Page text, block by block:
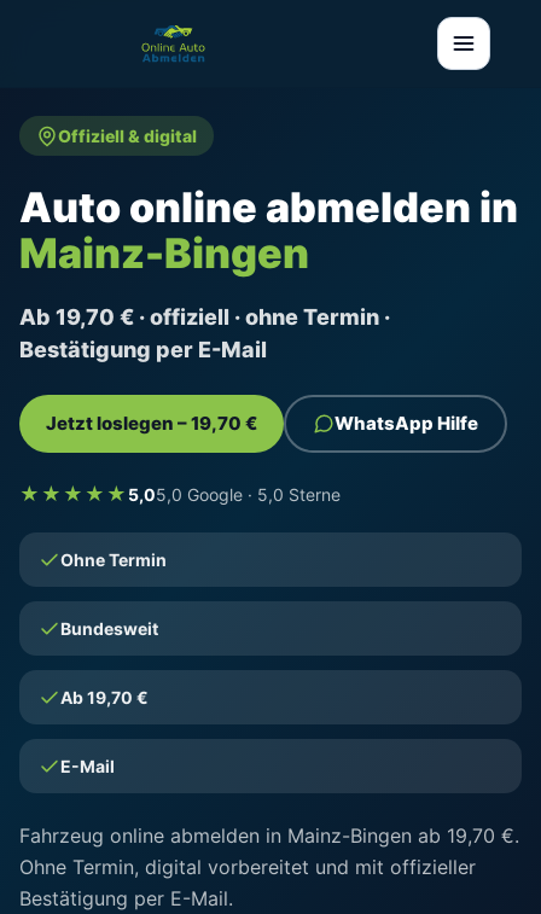
Offiziell & digital
Auto online abmelden in
Mainz-Bingen
Ab 19,70 € · offiziell · ohne Termin ·
Bestätigung per E-Mail
Jetzt loslegen – 19,70 € WhatsApp Hilfe
★★★★★ 5,05,0 Google · 5,0 Sterne
Ohne Termin
Bundesweit
Ab 19,70 €
E-Mail
Fahrzeug online abmelden in Mainz-Bingen ab 19,70 €.
Ohne Termin, digital vorbereitet und mit offizieller
Bestätigung per E-Mail.